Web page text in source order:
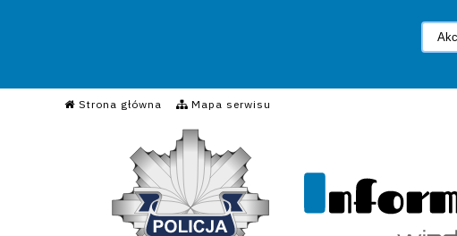
Strona główna Mapa serwisu
Informacyjny Serwis